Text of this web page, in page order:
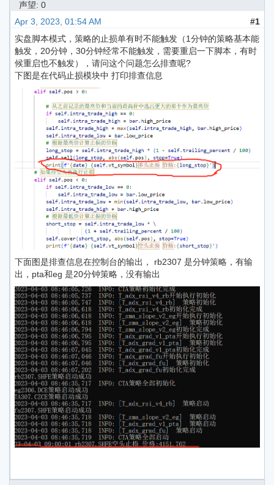
声望: 0
Apr 3, 2023, 01:54 AM
#1
实盘脚本模式，策略的止损单有时不能触发（1分钟的策略基本能
触发，20分钟，30分钟经常不能触发，需要重启一下脚本，有时
候重启也不触发），请问这个问题怎么排查呢?
下图是在代码止损模块中 打印排查信息
下面图是排查信息在控制台的输出， rb2307 是分钟策略，有输
出，pta和eg 是20分钟策略，没有输出